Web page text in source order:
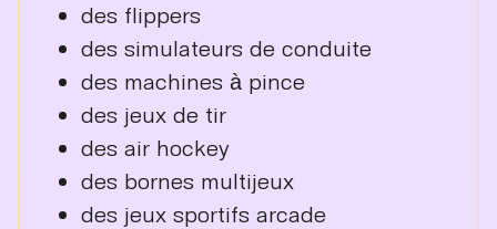
des flippers
des simulateurs de conduite
des machines à pince
des jeux de tir
des air hockey
des bornes multijeux
des jeux sportifs arcade